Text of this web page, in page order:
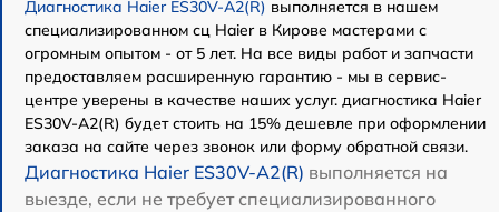
Диагностика Haier ES30V-A2(R) выполняется в нашем
специализированном сц Haier в Кирове мастерами с
огромным опытом - от 5 лет. На все виды работ и запчасти
предоставляем расширенную гарантию - мы в сервис-
центре уверены в качестве наших услуг. диагностика Haier
ES30V-A2(R) будет стоить на 15% дешевле при оформлении
заказа на сайте через звонок или форму обратной связи.
Диагностика Haier ES30V-A2(R) выполняется на
выезде, если не требует специализированного